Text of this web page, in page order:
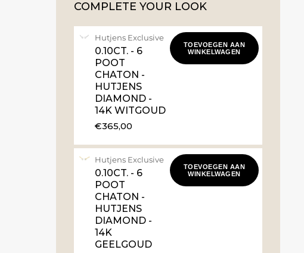
COMPLETE YOUR LOOK
Hutjens Exclusive
0.10CT. - 6
POOT
CHATON -
HUTJENS
DIAMOND -
14K WITGOUD
€365,00
TOEVOEGEN AAN
WINKELWAGEN
Hutjens Exclusive
0.10CT. - 6
POOT
CHATON -
HUTJENS
DIAMOND -
14K
GEELGOUD
TOEVOEGEN AAN
WINKELWAGEN